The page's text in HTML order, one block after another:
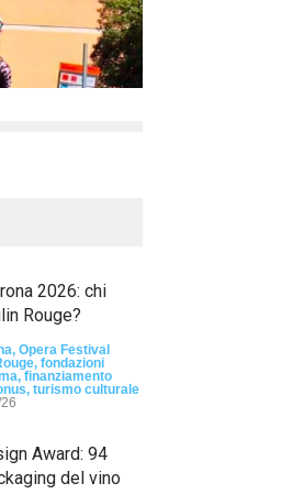
Coppi" il
a Giovanni
2026: chi
Rouge?
Opera Festival
fondazioni
finanziamento
turismo culturale
Award: 94
del vino